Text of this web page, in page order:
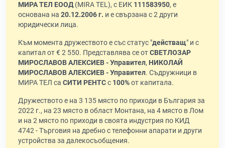
МИРА ТЕЛ ЕООД(MIRA TEL), с ЕИК 111583950, е
основана на 20.12.2006 г. и е свързана с 2 други
юридически лица.
Към момента дружеството е със статус "действащ" и с
капитал от € 2 550. Представлява се отСВЕТЛОЗАР
МИРОСЛАВОВ АЛЕКСИЕВ - Управител, НИКОЛАЙ
МИРОСЛАВОВ АЛЕКСИЕВ - Управител. Съдружници в
МИРА ТЕЛ са СИТИ РЕНТСс 100%от капитала.
Дружеството е на 3 135 място по приходи в България за
2022 г., на 23 място в област Монтана, на 4 място в Лом
и на 2 място по приходи в своята индустрия по КИД
4742 - Търговия на дребно с телефонни апарати и други
устройства за далекосъобщения.